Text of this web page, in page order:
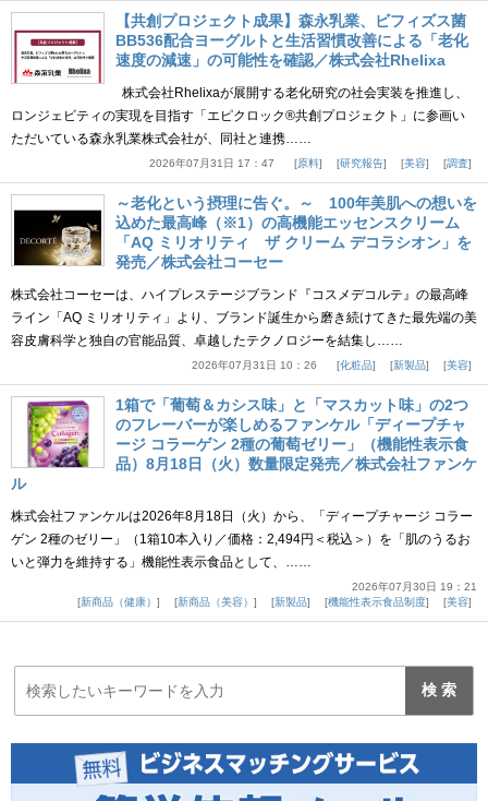
【共創プロジェクト成果】森永乳業、ビフィズス菌
BB536配合ヨーグルトと生活習慣改善による「老化
速度の減速」の可能性を確認／株式会社Rhelixa
株式会社Rhelixaが展開する老化研究の社会実装を推進し、
ロンジェビティの実現を目指す「エピクロック®共創プロジェクト」に参画い
ただいている森永乳業株式会社が、同社と連携……
2026年07月31日 17：47 原料 研究報告 美容 調査
～老化という摂理に告ぐ。～ 100年美肌への想いを
込めた最高峰（※1）の高機能エッセンスクリーム
「AQ ミリオリティ ザ クリーム デコラシオン」を
発売／株式会社コーセー
株式会社コーセーは、ハイプレステージブランド『コスメデコルテ』の最高峰
ライン「AQ ミリオリティ」より、ブランド誕生から磨き続けてきた最先端の美
容皮膚科学と独自の官能品質、卓越したテクノロジーを結集し……
2026年07月31日 10：26 化粧品 新製品 美容
1箱で「葡萄＆カシス味」と「マスカット味」の2つ
のフレーバーが楽しめるファンケル「ディープチャ
ージ コラーゲン 2種の葡萄ゼリー」（機能性表示食
品）8月18日（火）数量限定発売／株式会社ファンケ
ル
株式会社ファンケルは2026年8月18日（火）から、「ディープチャージ コラー
ゲン 2種のゼリー」（1箱10本入り／価格：2,494円＜税込＞）を「肌のうるお
いと弾力を維持する」機能性表示食品として、……
2026年07月30日 19：21
新商品（健康）
新商品（美容） 新製品 機能性表示食品制度 美容